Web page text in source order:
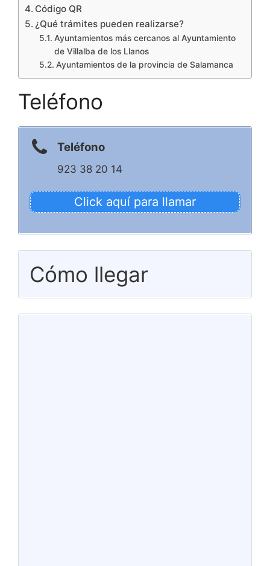
Código QR
¿Qué trámites pueden realizarse?
Ayuntamientos más cercanos al Ayuntamiento
de Villalba de los Llanos
Ayuntamientos de la provincia de Salamanca
Teléfono
Teléfono
923 38 20 14
Click aquí para llamar
Cómo llegar